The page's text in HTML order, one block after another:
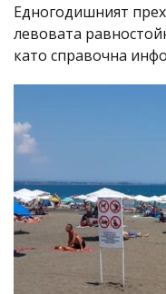
Едногодишният
левовата
като справочна